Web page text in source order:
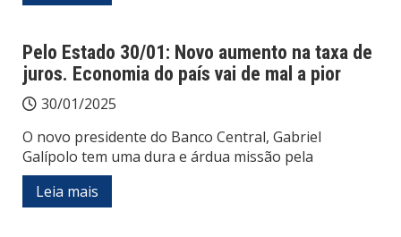
Pelo Estado 30/01: Novo aumento na taxa de
juros. Economia do país vai de mal a pior
30/01/2025
O novo presidente do Banco Central, Gabriel
Galípolo tem uma dura e árdua missão pela
Leia mais